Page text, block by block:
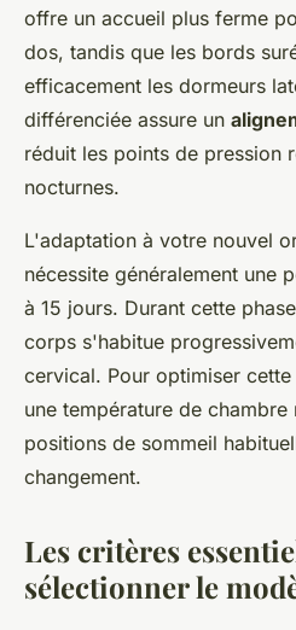
offre un accueil plus ferme
dos, tandis que les bords
efficacement les dormeurs
différenciée assure un
réduit les points de pression
nocturnes.
L'adaptation à votre nouvel
nécessite généralement une
à 15 jours. Durant cette
corps s'habitue
cervical. Pour optimiser
une température de
positions de sommeil
changement.
Les critères
sélectionner le